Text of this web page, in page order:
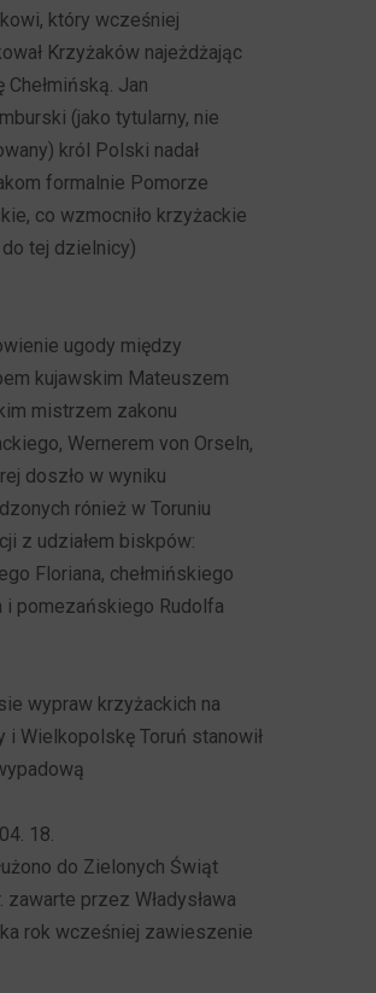
który wcześniej
Krzyżaków najeżdżając
Chełmińską. Jan
(jako tytularny, nie
król Polski nadał
formalnie Pomorze
co wzmocniło krzyżackie
do tej dzielnicy)
ugody między
kujawskim Mateuszem
mistrzem zakonu
Wernerem von Orseln,
doszło w wyniku
rónież w Toruniu
z udziałem biskpów:
Floriana, chełmińskiego
i pomezańskiego Rudolfa
wypraw krzyżackich na
i Wielkopolskę Toruń stanowił
18.
do Zielonych Świąt
zawarte przez Władysława
rok wcześniej zawieszenie